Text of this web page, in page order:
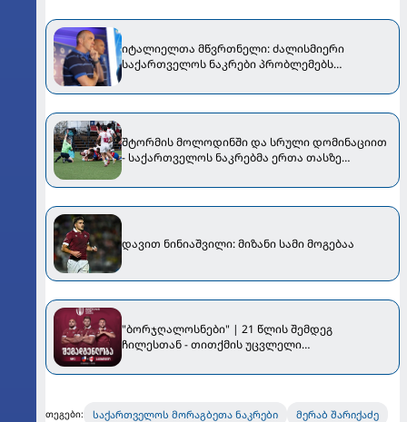
იტალიელთა მწვრთნელი: ძალისმიერი
საქართველოს ნაკრები პრობლემებს
შტორმის მოლოდინში და სრული დომინაციით
- საქართველოს ნაკრებმა ერთა თასზე
დავით ნინიაშვილი: მიზანი სამი მოგებაა
"ბორჯღალოსნები" | 21 წლის შემდეგ
ჩილესთან - თითქმის უცვლელი
თეგები: საქართველოს მორაგბეთა ნაკრები
მერაბ შარიქაძე